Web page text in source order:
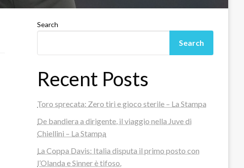
Search
Search
Recent Posts
Toro sprecata: Zero tiri e gioco sterile – La Stampa
De bandiera a dirigente, il viaggio nella Juve di
Chiellini – La Stampa
La Coppa Davis: Italia disputa il primo posto con
l’Olanda e Sinner è tifoso.